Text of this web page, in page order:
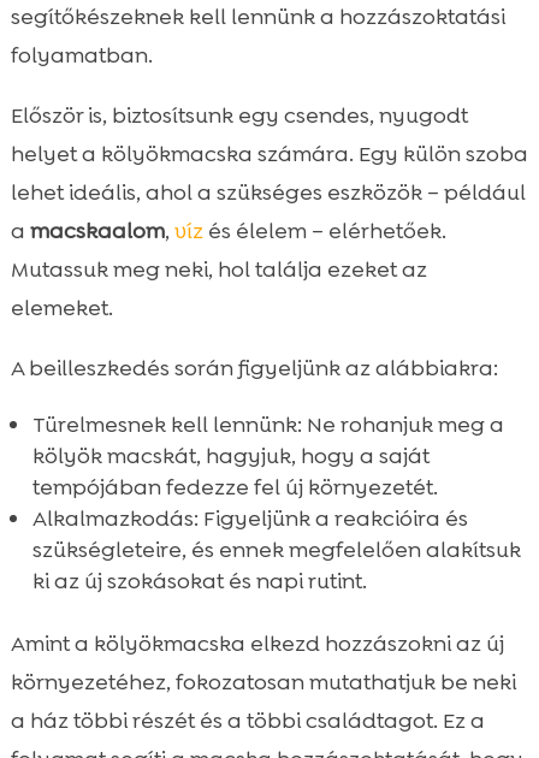
segítőkészeknek kell lennünk a hozzászoktatási
folyamatban.
Először is, biztosítsunk egy csendes, nyugodt
helyet a kölyökmacska számára. Egy külön szoba
lehet ideális, ahol a szükséges eszközök – például
a macskaalom, vízés élelem – elérhetőek.
Mutassuk meg neki, hol találja ezeket az
elemeket.
A beilleszkedés során figyeljünk az alábbiakra:
Türelmesnek kell lennünk: Ne rohanjuk meg a
kölyök macskát, hagyjuk, hogy a saját
tempójában fedezze fel új környezetét.
Alkalmazkodás: Figyeljünk a reakcióira és
szükségleteire, és ennek megfelelően alakítsuk
ki az új szokásokat és napi rutint.
Amint a kölyökmacska elkezd hozzászokni az új
környezetéhez, fokozatosan mutathatjuk be neki
a ház többi részét és a többi családtagot. Ez a